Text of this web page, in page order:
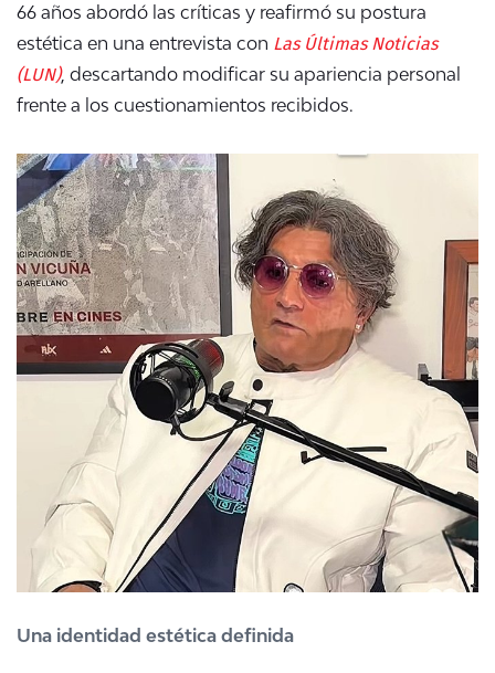
66 años abordó las críticas y reafirmó su postura
estética en una entrevista con Las Últimas Noticias
(LUN), descartando modificar su apariencia personal
frente a los cuestionamientos recibidos.
Una identidad estética definida